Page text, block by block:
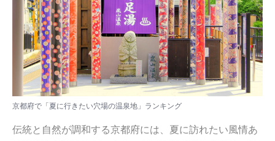
京都府で「夏に行きたい穴場の温泉地」ランキング
伝統と自然が調和する京都府には、夏に訪れたい風情あ